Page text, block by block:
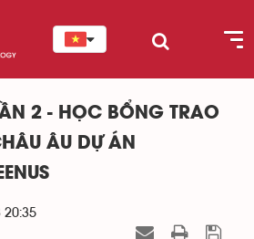
2 - HỌC BỔNG TRAO
ÂU DỰ ÁN
20:35